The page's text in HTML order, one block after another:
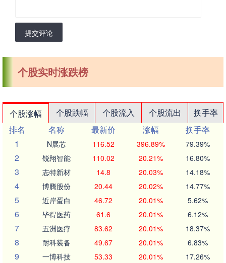
提交评论
个股实时涨跌榜
个股涨幅 个股跌幅 个股流入 个股流出
换手率
排名
名称 最新价 涨幅
换手率
1
N展芯 116.52 396.89% 79.39%
2 锐翔智能 110.02 20.21% 16.80%
3 志特新材 14.8 20.03% 14.18%
4 博腾股份 20.44 20.02% 14.77%
5 近岸蛋白 46.72 20.01% 5.62%
6 毕得医药 61.6 20.01% 6.12%
7 五洲医疗 83.62 20.01% 18.37%
8 耐科装备 49.67 20.01% 6.83%
9 一博科技 53.33 20.01% 17.26%